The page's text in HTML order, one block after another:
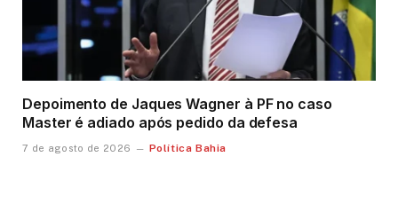
Depoimento de Jaques Wagner à PF no caso
Master é adiado após pedido da defesa
7 de agosto de 2026 Política Bahia